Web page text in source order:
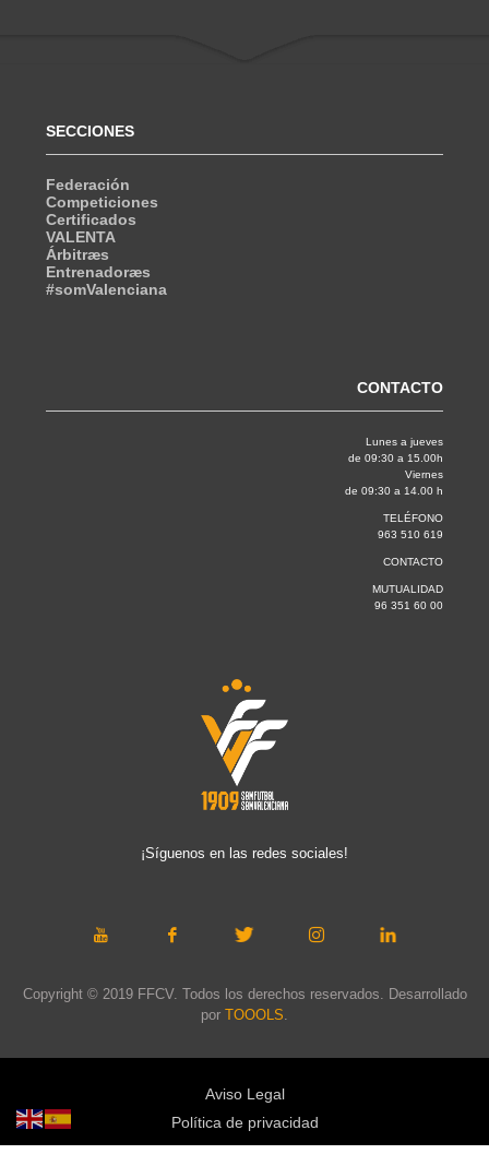
SECCIONES
Federación
Competiciones
Certificados
VALENTA
Árbitræs
Entrenadoræs
#somValenciana
CONTACTO
Lunes a jueves
de 09:30 a 15.00h
Viernes
de 09:30 a 14.00 h
TELÉFONO
963 510 619
CONTACTO
MUTUALIDAD
96 351 60 00
¡Síguenos en las redes sociales!
Copyright © 2019 FFCV. Todos los derechos reservados. Desarrollado
por TOOOLS.
Aviso Legal
Política de privacidad
Política de cookies